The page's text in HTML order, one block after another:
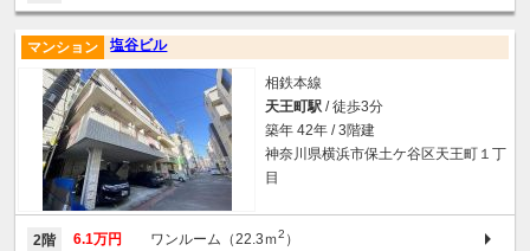
塩谷ビル
マンション
相鉄本線
天王町駅 / 徒歩3分
築年 42年 / 3階建
神奈川県横浜市保土ケ谷区天王町１丁
目
2階 6.1万円 ワンルーム（22.3ｍ2 ）